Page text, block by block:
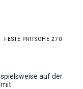
FESTE PRITSCHE 270
auf der